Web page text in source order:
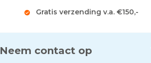
Gratis verzending v.a. €150,-
Neem contact op